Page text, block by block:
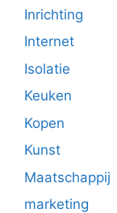
Inrichting
Internet
Isolatie
Keuken
Kopen
Kunst
Maatschappij
marketing